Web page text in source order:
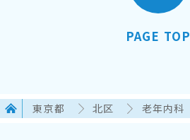
PAGE TOP
東京都 北区 老年内科